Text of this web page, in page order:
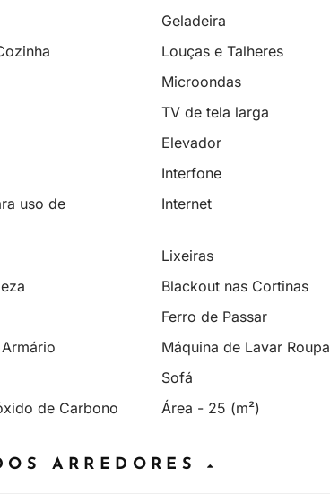
Geladeira
Louças e Talheres
Microondas
TV de tela larga
Elevador
Interfone
uso de
Internet
Lixeiras
Blackout nas Cortinas
Ferro de Passar
Máquina de Lavar Roupa
Sofá
de Carbono
Área - 25 (m²)
ARREDORES